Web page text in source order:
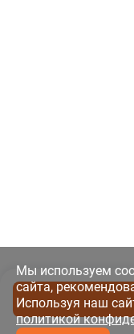
Мы используем
сайта,
Используя наш
политикой